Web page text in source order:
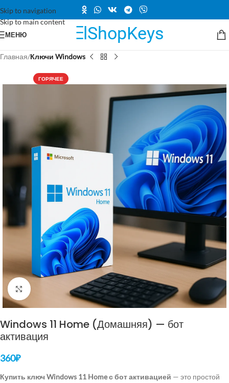
Skip to navigation
Skip to main content
МЕНЮ
Главная Ключи Windows
ГОРЯЧЕЕ
Нажмите, чтобы увеличить
Windows 11 Home (Домашняя) — бот
активация
360₽
Купить ключ Windows 11 Home с бот активацией — это простой